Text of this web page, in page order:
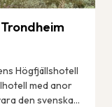
Högfjällshotell
med anor
den svenska